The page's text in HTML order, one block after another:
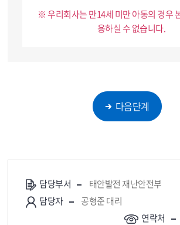
지 않아도 서비스 이용이 가능하나, 필
에 동의를 거부하시는 경우, 이용자 확
않음에 따라 당사의 견학신청 관련 서
우리회사는 만14세 미만 아동의 경우
용하실 수 없습니다.
담당부서
태안발전 재난안전부
담당자
공형준 대리
연락처